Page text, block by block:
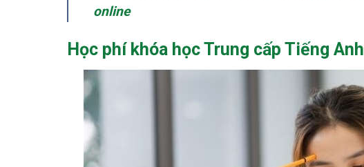
online
Học phí khóa học Trung cấp Tiếng